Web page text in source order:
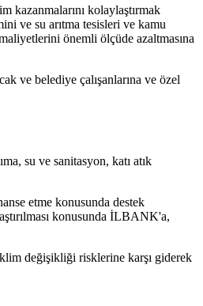
kazanmalarını kolaylaştırmak
ve su arıtma tesisleri ve kamu
önemli ölçüde azaltmasına
ve belediye çalışanlarına ve özel
su ve sanitasyon, katı atık
etme konusunda destek
konusunda İLBANK'a,
değişikliği risklerine karşı giderek